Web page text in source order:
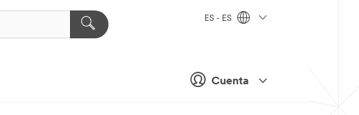
Cuenta
ES - ES